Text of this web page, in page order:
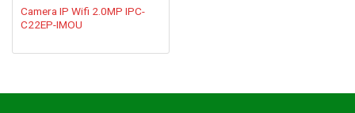
Camera IP Wifi 2.0MP IPC-
C22EP-IMOU